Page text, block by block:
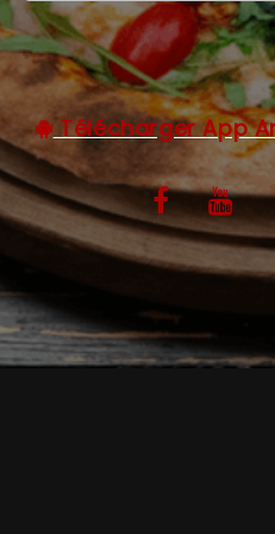
C.G.V
Télécharger App